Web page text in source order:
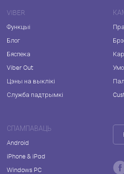
VIBER
Функцыі
Блог
Бяспека
Viber Out
Цэны на выклікі
Служба падтрымкі
СПАМПАВАЦЬ
Android
iPhone & iPad
Windows PC